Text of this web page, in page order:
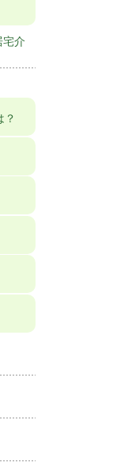
宅介
？